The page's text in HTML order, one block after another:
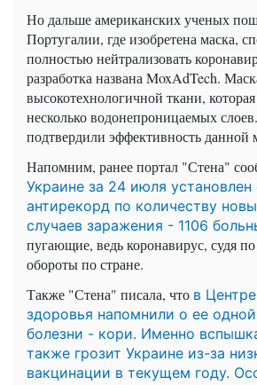
Но дальше американских ученых
Португалии, где изобретена маска,
полностью нейтрализовать
разработка названа MoxAdTech.
высокотехнологичной ткани,
несколько водонепроницаемых
подтвердили эффективность данной
Напомним, ранее портал "Стена"
Украине за 24 июля установлен
антирекорд по количеству
случаев заражения - 1106
пугающие, ведь коронавирус, судя
обороты по стране.
Также "Стена" писала, что в
здоровья напомнили о ее
болезни - кори. Именно
также грозит Украине из-за
вакцинации в текущем году.